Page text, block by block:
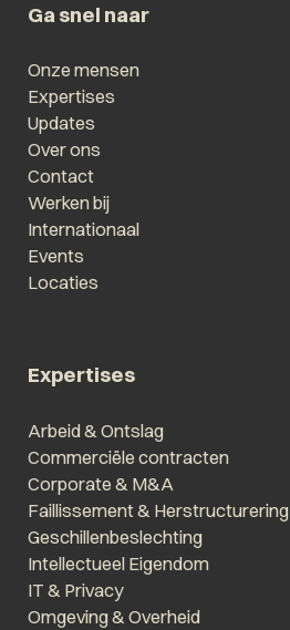
Ga snel naar
Onze mensen
Expertises
Updates
Over ons
Contact
Werken bij
Internationaal
Events
Locaties
Expertises
Arbeid & Ontslag
Commerciële contracten
Corporate & M&A
Faillissement & Herstructurering
Geschillenbeslechting
Intellectueel Eigendom
IT & Privacy
Omgeving & Overheid